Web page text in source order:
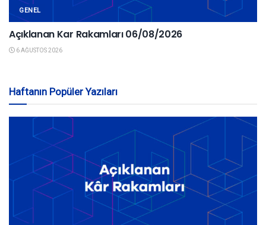
GENEL
Açıklanan Kar Rakamları 06/08/2026
6 AĞUSTOS 2026
Haftanın Popüler Yazıları